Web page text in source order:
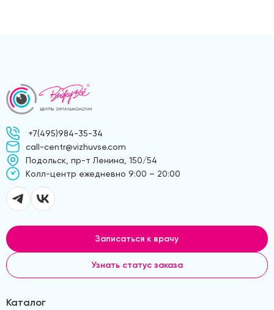
+7(495)984-35-34
call-centr@vizhuvse.com
Подольск, пр-т Ленина, 150/54
Kолл-центр ежедневно 9:00 – 20:00
Записаться к врачу
Узнать статус заказа
Каталог